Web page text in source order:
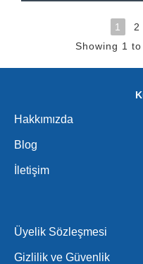
1 2
Showing 1
Hakkımızda
Blog
İletişim
Üyelik Sözleşmesi
Gizlilik ve Güvenlik